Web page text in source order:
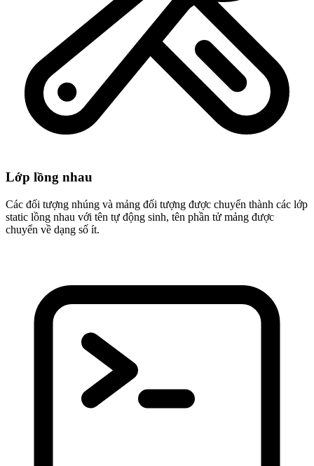
Lớp lồng nhau
Các đối tượng nhúng và mảng đối tượng được chuyển thành các lớp
static lồng nhau với tên tự động sinh, tên phần tử mảng được
chuyển về dạng số ít.